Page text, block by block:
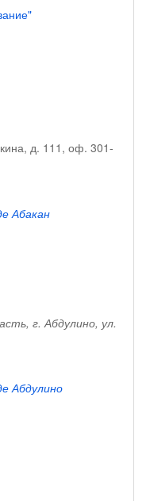
д. 111, оф. 301-
Абакан
г. Абдулино, ул.
Абдулино